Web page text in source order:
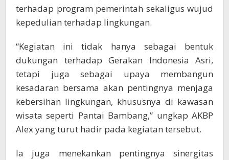
terhadap program pemerintah sekaligus wujud
kepedulian terhadap lingkungan.
“Kegiatan ini tidak hanya sebagai bentuk
dukungan terhadap Gerakan Indonesia Asri,
tetapi juga sebagai upaya membangun
kesadaran bersama akan pentingnya menjaga
kebersihan lingkungan, khususnya di kawasan
wisata seperti Pantai Bambang,” ungkap AKBP
Alex yang turut hadir pada kegiatan tersebut.
Ia juga menekankan pentingnya sinergitas